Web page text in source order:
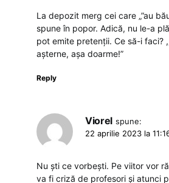
La depozit merg cei care „”au
spune în popor. Adică, nu le-a
pot emite pretenții. Ce să-i faci?
așterne, așa doarme!”
Reply
Viorel spune:
22 aprilie 2023 la
Nu ști ce vorbești. Pe viitor vor
va fi criză de profesori și atunci